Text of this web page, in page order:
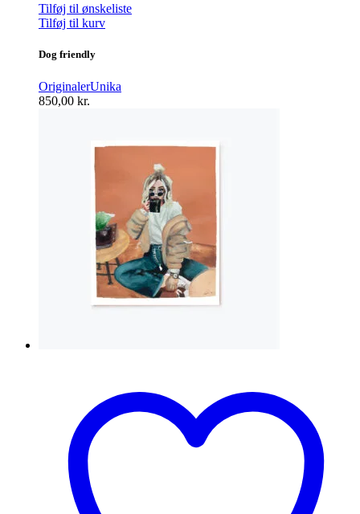
Tilføj til ønskeliste
Tilføj til kurv
Dog friendly
OriginalerUnika
850,00 kr.